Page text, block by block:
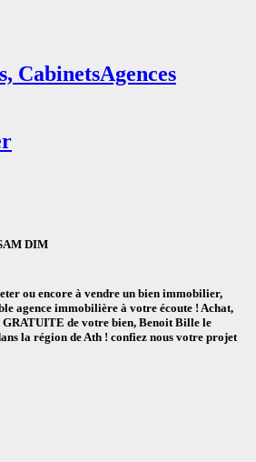
CabinetsAgences
DIM
ou encore à vendre un bien immobilier,
agence immobilière à votre écoute ! Achat,
de votre bien, Benoit Bille le
la région de Ath ! confiez nous votre projet